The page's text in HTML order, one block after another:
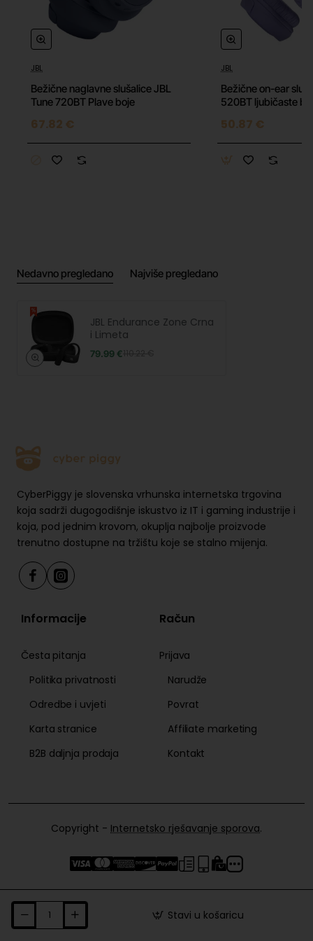
Stavi u košaricu
Povezivost:
Bežična Bluetooth veza
Vodootpornost: IPX7 vodootporne i otporne na
znoj
FlexSoft™ tehnologije za sigurno prianjanje
Trajanje baterije:Do 10 sati reprodukcije
Kontrole:Intuitivne kontrole na dodir
Mikrofon:
Integriran za hands-free pozive
Boja:Crna i limeta
JBL
Bežične naglavne slušalice JBL
Tune 720BT Plave boje
67.82 €
JBL
Bežične on-ear
520BT ljubičaste
50.87 €
Nedavno pregledano Najviše pregledano
JBL Endurance Zone Crna
i Limeta
79.99 €
CyberPiggy je slovenska vrhunska internetska trgovina
koja sadrži dugogodišnje iskustvo iz IT i gaming industrije i
koja, pod jednim krovom, okuplja najbolje proizvode
trenutno dostupne na tržištu koje se stalno mijenja.
Informacije
Česta pitanja
Politika privatnosti
Odredbe i uvjeti
Karta stranice
B2B daljnja prodaja
Račun
Prijava
Narudže
Povrat
Affiliate marketing
Kontakt
Copyright - Internetsko rješavanje sporova.